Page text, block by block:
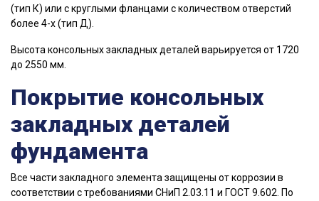
(тип К) или с круглыми фланцами с количеством отверстий
более 4-х (тип Д).
Высота консольных закладных деталей варьируется от 1720
до 2550 мм.
Покрытие консольных
закладных деталей
фундамента
Все части закладного элемента защищены от коррозии в
соответствии с требованиями СНиП 2.03.11 и ГОСТ 9.602. По